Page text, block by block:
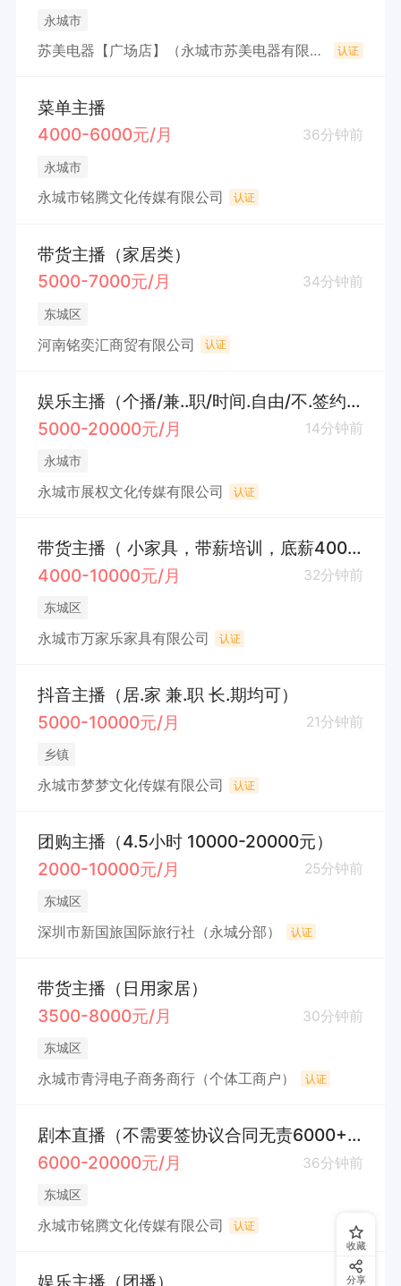
永城市
苏美电器【广场店】（永城市苏美电器有限公司） 认证
菜单主播
4000-6000元/月
36分钟前
永城市
永城市铭腾文化传媒有限公司 认证
带货主播（家居类）
5000-7000元/月
34分钟前
东城区
河南铭奕汇商贸有限公司 认证
娱乐主播（个播/兼..职/时间.自由/不.签约）透明化
5000-20000元/月
14分钟前
永城市
永城市展权文化传媒有限公司 认证
带货主播（ 小家具，带薪培训，底薪4000+提成）
4000-10000元/月
32分钟前
东城区
永城市万家乐家具有限公司 认证
抖音主播（居.家 兼.职 长.期均可）
5000-10000元/月
21分钟前
乡镇
永城市梦梦文化传媒有限公司 认证
团购主播（4.5小时 10000-20000元）
2000-10000元/月
25分钟前
东城区
深圳市新国旅国际旅行社（永城分部） 认证
带货主播（日用家居）
3500-8000元/月
30分钟前
东城区
永城市青浔电子商务商行（个体工商户） 认证
剧本直播（不需要签协议合同无责6000+）
6000-20000元/月
36分钟前
东城区
永城市铭腾文化传媒有限公司 认证
收藏
分享